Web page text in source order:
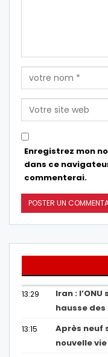
Enregistrez mon
dans ce
commenterai.
13:29
Iran :
hausse
13:15
Après neuf
nouvelle